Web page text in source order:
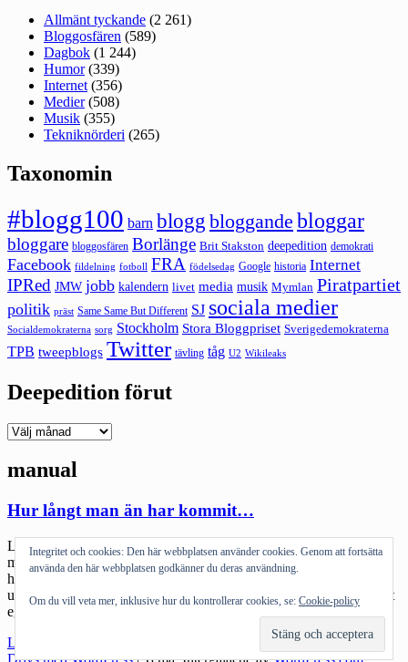
Allmänt tyckande (2 261)
Bloggosfären (589)
Dagbok (1 244)
Humor(339)
Internet (356)
Medier(508)
Musik (355)
Tekniknörderi (265)
Taxonomin
#blogg100 barn blogg bloggande bloggar
bloggare bloggosfären Borlänge Brit Stakston deepedition demokrati
Facebook fildelning fotboll FRA födelsedag Google historia Internet
IPRed JMW jobb kalendern livet media musik Mymlan Piratpartiet
politik präst Same Same But Different SJ sociala medier
Socialdemokraterna sorg Stockholm Stora Bloggpriset Sverigedemokraterna
TPB tweepblogs Twitter tävling tåg U2 Wikileaks
Deepedition förut
Deepedition
manual
Hur långt man än har kommit…
Livet slår en rakt av. Med en fet uppercut. Vad hände? Vem satte
mig här? Vart ska jag nu? Forty something med tonårsbarn. För i
helvete… Det sa typ: pang. Jag är inte längre pappa till småbarn
utan till två unga människor med extremt mycket hormoner, mycket
egna viljor, en med skrovlig röst och en […]
Läs mer
långt
Drivs med WordPress |Tema: Intergalactic avWordPress.com.
Integritet och cookies: Den här webbplatsen använder cookies. Genom att fortsätta
använda den här webbplatsen godkänner du deras användning.
Om du vill veta mer, inklusive hur du kontrollerar cookies, se: Cookie-policy